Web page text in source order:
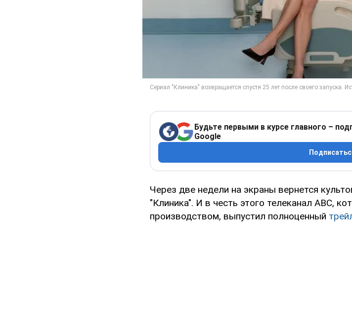
Будьте первыми в курсе главного –
Google
Через две недели на экраны вернется
"Клиника". И в честь этого телеканал ABC,
производством, выпустил полноценный